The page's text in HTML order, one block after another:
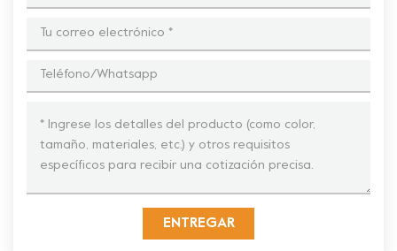
ENTREGAR